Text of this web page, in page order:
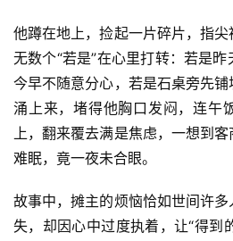
他蹲在地上，捡起一片碎片，指尖
无数个“若是”在心里打转：若是
今早不随意分心，若是石桌旁先
涌上来，堵得他胸口发闷，连午
上，翻来覆去满是焦虑，一想到
难眠，竟一夜未合眼。
故事中，摊主的烦恼恰如世间许
失，却因心中过度执着，让“得到